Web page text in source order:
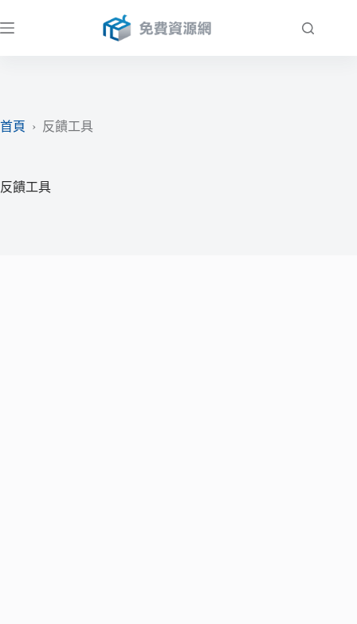
至
首頁
› 反饋工具
反饋工具